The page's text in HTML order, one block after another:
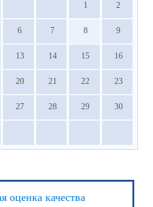
1 2
6 7 8 9
13 14 15 16
20 21 22 23
27 28 29 30
оценка качества